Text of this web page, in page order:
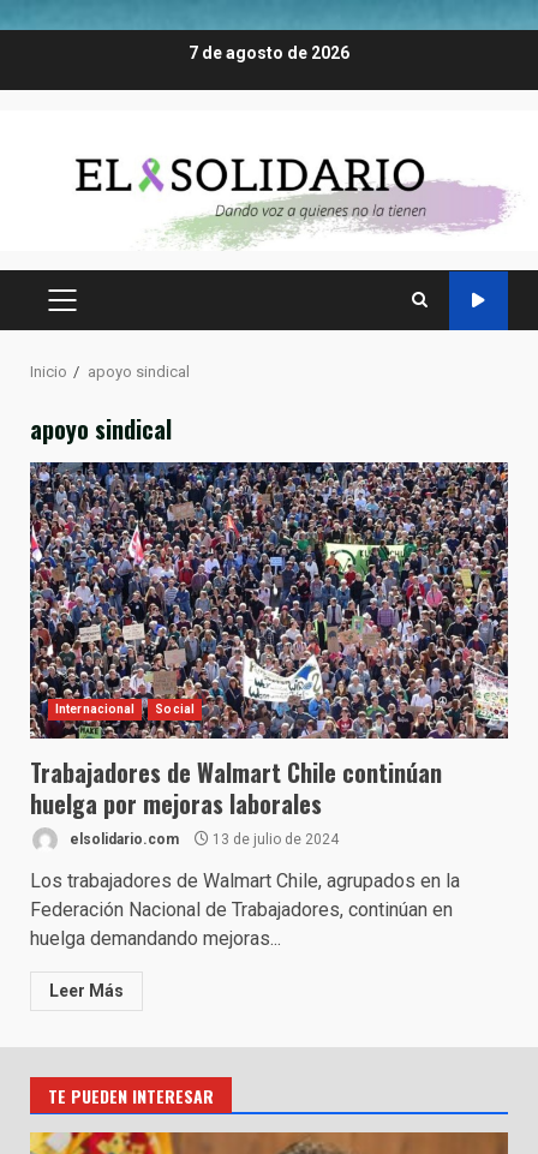
7 de agosto de 2026
MENÚ
Inicio apoyo sindical
apoyo sindical
Internacional Social
Trabajadores de Walmart Chile continúan
huelga por mejoras laborales
elsolidario.com 13 de julio de 2024
Los trabajadores de Walmart Chile, agrupados en la
Federación Nacional de Trabajadores, continúan en
huelga demandando mejoras...
Leer Más
TE PUEDEN INTERESAR